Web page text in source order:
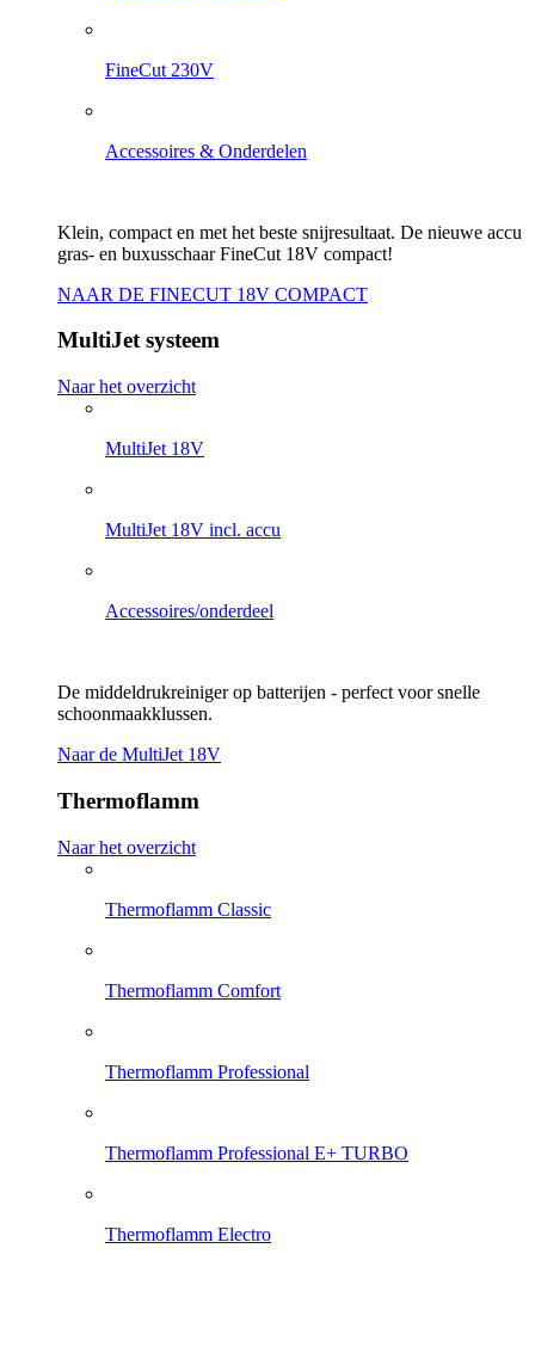
FineCut 230V
Accessoires & Onderdelen
Klein, compact en met het beste snijresultaat. De nieuwe accu
gras- en buxusschaar FineCut 18V compact!
NAAR DE FINECUT 18V COMPACT
MultiJet systeem
Naar het overzicht
MultiJet 18V
MultiJet 18V incl. accu
Accessoires/onderdeel
De middeldrukreiniger op batterijen - perfect voor snelle
schoonmaakklussen.
Naar de MultiJet 18V
Thermoflamm
Naar het overzicht
Thermoflamm Classic
Thermoflamm Comfort
Thermoflamm Professional
Thermoflamm Professional E+ TURBO
Thermoflamm Electro